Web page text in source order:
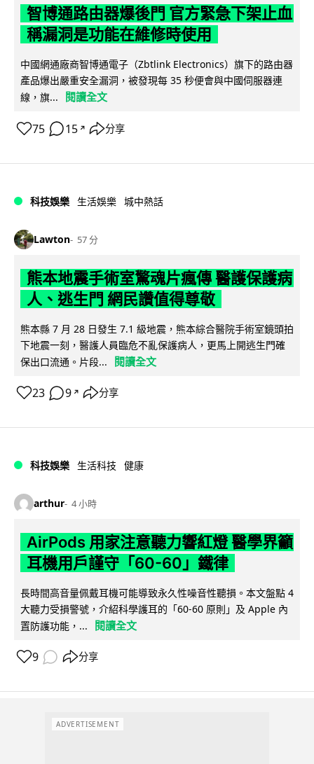
智博通路由器爆後門 官方緊急下架止血
稱漏洞是功能在維修時使用
中國網通廠商智博通電子（Zbtlink Electronics）旗下的路由器
產品爆出嚴重安全漏洞，被發現每 35 秒便會與中國伺服器連
線，旗...
閱讀全文
75 15 ↗ 分享
科技娛樂 生活娛樂 城中熱話
Lawton 57 分
熊本地震手術室驚魂片瘋傳 醫護保護病
人、逃生門 網民讚值得尊敬
熊本縣 7 月 28 日發生 7.1 級地震，熊本綜合醫院手術室鏡頭拍
下地震一刻，醫護人員臨危不亂保護病人，更馬上開逃生門確
保出口流通。片段...
閱讀全文
23 9 ↗ 分享
科技娛樂 生活科技 健康
arthur 4 小時
AirPods 用家注意聽力響紅燈 醫學界籲
耳機用戶謹守「60-60」鐵律
長時間高音量佩戴耳機可能導致永久性噪音性聽損。本文盤點 4
大聽力受損警號，介紹科學護耳的「60-60 原則」及 Apple 內
置防護功能，...
閱讀全文
9 分享
ADVERTISEMENT